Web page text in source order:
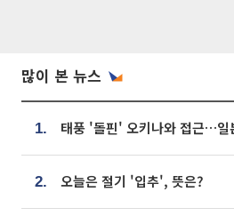
많이 본 뉴스
1.
2. 오늘은 절기 '입추', 뜻은?